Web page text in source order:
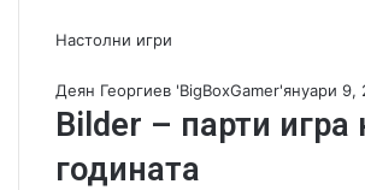
Настолни игри
Деян Георгиев 'BigBoxGamer'януари 9,
Bilder – парти игра
годината